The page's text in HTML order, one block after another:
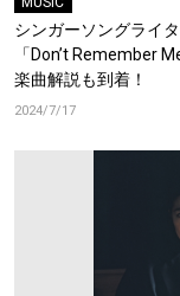
シンガーソングライ
「Don’t Remember
楽曲解説も到着！
2024/7/17